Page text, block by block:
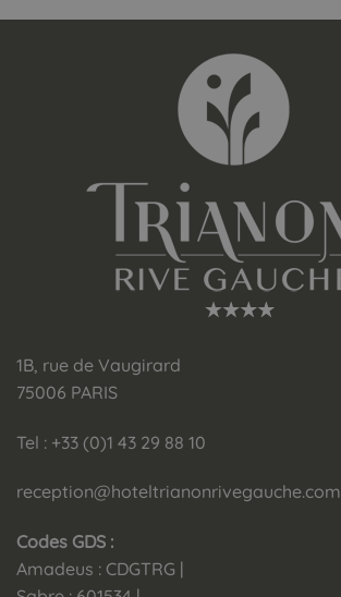
1B, rue de Vaugirard
75006 PARIS
Tel : +33 (0)1 43 29 88 10
reception@hoteltrianonrivegauche.com
Codes GDS :
Amadeus : CDGTRG |